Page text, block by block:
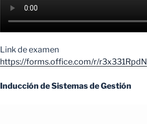
Link de examen
https://forms.office.com/r/r3x331RpdN
Inducción de Sistemas de Gestión